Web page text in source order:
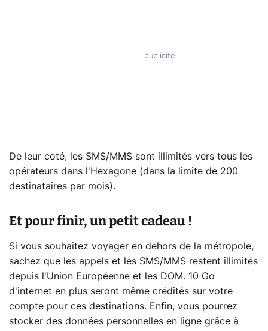
De leur coté, les SMS/MMS sont illimités vers tous les
opérateurs dans l'Hexagone (dans la limite de 200
destinataires par mois).
Et pour finir, un petit cadeau !
Si vous souhaitez voyager en dehors de la métropole,
sachez que les appels et les SMS/MMS restent illimités
depuis l'Union Européenne et les DOM. 10 Go
d'internet en plus seront même crédités sur votre
compte pour ces destinations. Enfin, vous pourrez
stocker des données personnelles en ligne grâce à